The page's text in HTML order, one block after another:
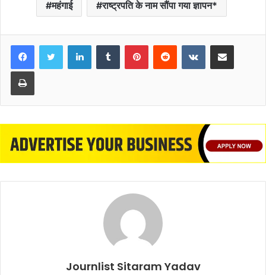
महंगाई राष्ट्रपति के नाम सौंपा गया ज्ञापन*
LinkedInTumblr PinterestReddit VKontakteShare via Email
Print
Journlist Sitaram Yadav